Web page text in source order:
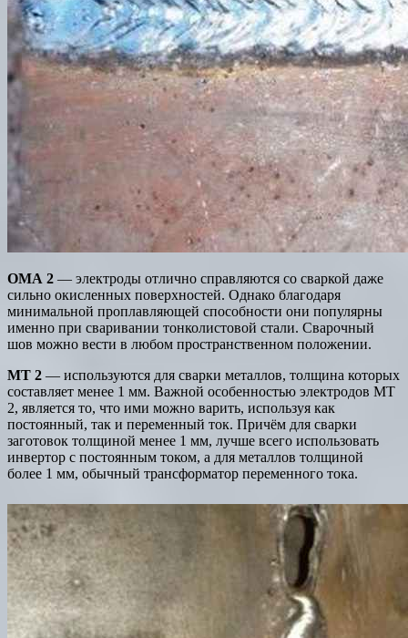
ОМА 2 — электроды отлично справляются со сваркой даже
сильно окисленных поверхностей. Однако благодаря
минимальной проплавляющей способности они популярны
именно при сваривании тонколистовой стали. Сварочный
шов можно вести в любом пространственном положении.
МТ 2 — используются для сварки металлов, толщина которых
составляет менее 1 мм. Важной особенностью электродов МТ
2, является то, что ими можно варить, используя как
постоянный, так и переменный ток. Причём для сварки
заготовок толщиной менее 1 мм, лучше всего использовать
инвертор с постоянным током, а для металлов толщиной
более 1 мм, обычный трансформатор переменного тока.